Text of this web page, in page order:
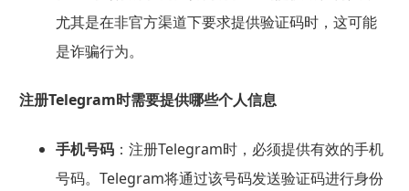
尤其是在非官方渠道下要求提供验证码时，这可能
是诈骗行为。
注册Telegram时需要提供哪些个人信息
手机号码：注册Telegram时，必须提供有效的手机
号码。Telegram将通过该号码发送验证码进行身份